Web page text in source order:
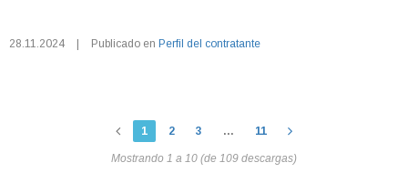
28.11.2024 Publicado en Perfil del contratante
1 2 3 ... 11
Mostrando 1 a 10 (de 109 descargas)